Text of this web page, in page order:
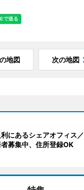
地図 次の地図
にあるシェアオフィス／
者募集中、住所登録OK